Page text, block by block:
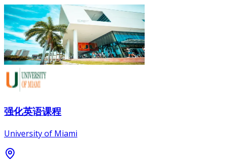
强化英语课程
University of Miami